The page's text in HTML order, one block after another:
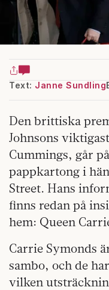
Text: Janne Sundling
Den brittiska
Johnsons
Cummings, går
pappkartong i
Street. Hans
finns redan på
hem: Queen
Carrie Symonds
sambo, och de
vilken